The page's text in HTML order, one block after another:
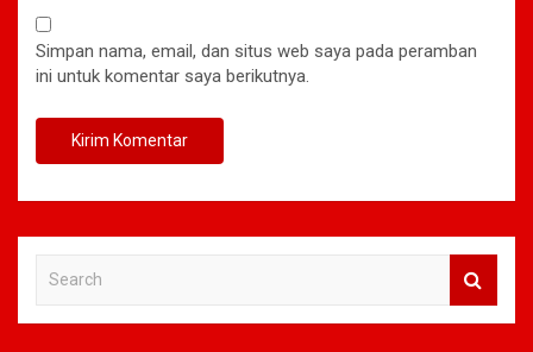
Simpan nama, email, dan situs web saya pada peramban
ini untuk komentar saya berikutnya.